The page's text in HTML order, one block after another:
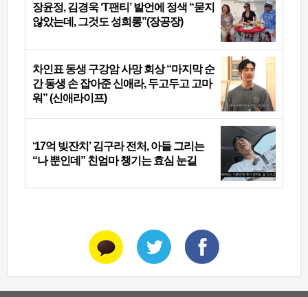
장윤정, 김경욱 ‘T팬티’ 발언에 정색 “묻지
않았는데, 그것도 성희롱”(장공장)
차인표 동생 구강암 사망 회상 “마지막 순
간 동생 손 잡아준 신애라, 두고두고 고마
워” (신애라이프)
‘17억 빚잔치’ 김구라 전처, 아들 그리는
“나 뿐인데” 친엄마 챙기는 효심 눈길